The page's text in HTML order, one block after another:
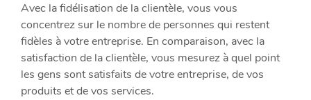
Avec la fidélisation de la clientèle, vous vous
concentrez sur le nombre de personnes qui restent
fidèles à votre entreprise. En comparaison, avec la
satisfaction de la clientèle, vous mesurez à quel point
les gens sont satisfaits de votre entreprise, de vos
produits et de vos services.